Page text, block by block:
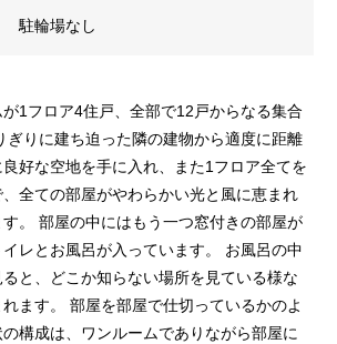
駐輪場なし
1フロア4住戸、全部で12戸からなる集合
ぎりに建ち迫った隣の建物から適度に距離
好な空地を手に入れ、また1フロア全てを
全ての部屋がやわらかい光と風に恵まれ
。 部屋の中にはもう一つ窓付きの部屋が
レとお風呂が入っています。 お風呂の中
と、どこか知らない場所を見ている様な
ます。 部屋を部屋で仕切っているかのよ
構成は、ワンルームでありながら部屋に